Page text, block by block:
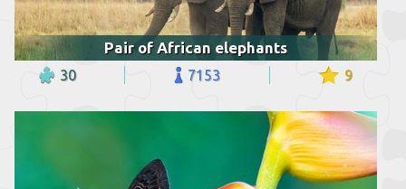
Pair of African elephants
30 7153 9